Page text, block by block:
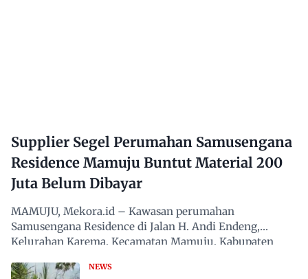
Supplier Segel Perumahan Samusengana
Residence Mamuju Buntut Material 200
Juta Belum Dibayar
MAMUJU, Mekora.id – Kawasan perumahan
Samusengana Residence di Jalan H. Andi Endeng,
Kelurahan Karema, Kecamatan Mamuju, Kabupaten
NEWS